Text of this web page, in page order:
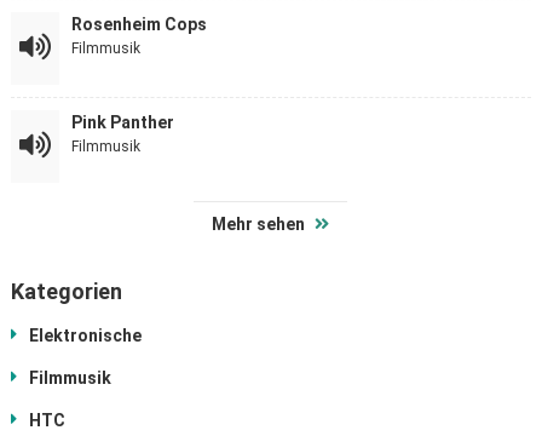
Rosenheim Cops
Filmmusik
Pink Panther
Filmmusik
Mehr sehen
Kategorien
Elektronische
Filmmusik
HTC